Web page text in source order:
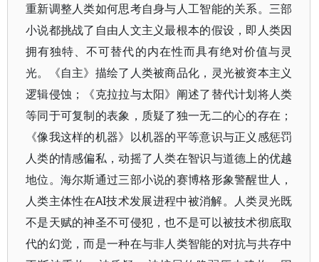
重新调整人类如何思考自身与人工智能的关系。三部
小说都挑战了自由人文主义最根本的假设，即人类因
拥有独特、不可替代的内在性而具有绝对价值与灵
光。《自主》描绘了人类被商品化，灵光被资本主义
逻辑侵蚀；《克拉拉与太阳》阐述了替代计划将人类
等同于可复制的表象，质疑了独一无二的心的存在；
《像我这样的机器》以机器的平等意识与正义感惩罚
人类的情感偏私，动摇了人类在智识与道德上的优越
地位。海尔斯通过三部小说的赛博格形象警醒世人，
人类主体性在AI技术发展进程中被消解。人类灵光既
不是天赋的神圣不可侵犯，也不是可以被技术彻底取
代的幻觉，而是一种在与非人类智能的对抗与共存中